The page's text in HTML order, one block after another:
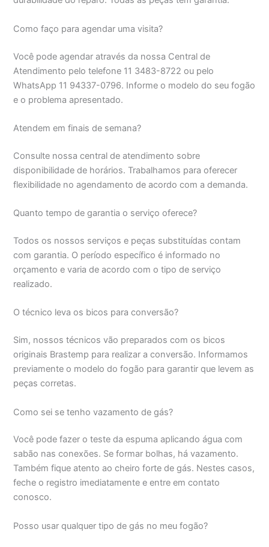
Como faço para agendar uma visita?
Você pode agendar através da nossa Central de
Atendimento pelo telefone 11 3483-8722 ou pelo
WhatsApp 11 94337-0796. Informe o modelo do seu fogão
e o problema apresentado.
Atendem em finais de semana?
Consulte nossa central de atendimento sobre
disponibilidade de horários. Trabalhamos para oferecer
flexibilidade no agendamento de acordo com a demanda.
Quanto tempo de garantia o serviço oferece?
Todos os nossos serviços e peças substituídas contam
com garantia. O período específico é informado no
orçamento e varia de acordo com o tipo de serviço
realizado.
O técnico leva os bicos para conversão?
Sim, nossos técnicos vão preparados com os bicos
originais Brastemp para realizar a conversão. Informamos
previamente o modelo do fogão para garantir que levem as
peças corretas.
Como sei se tenho vazamento de gás?
Você pode fazer o teste da espuma aplicando água com
sabão nas conexões. Se formar bolhas, há vazamento.
Também fique atento ao cheiro forte de gás. Nestes casos,
feche o registro imediatamente e entre em contato
conosco.
Posso usar qualquer tipo de gás no meu fogão?